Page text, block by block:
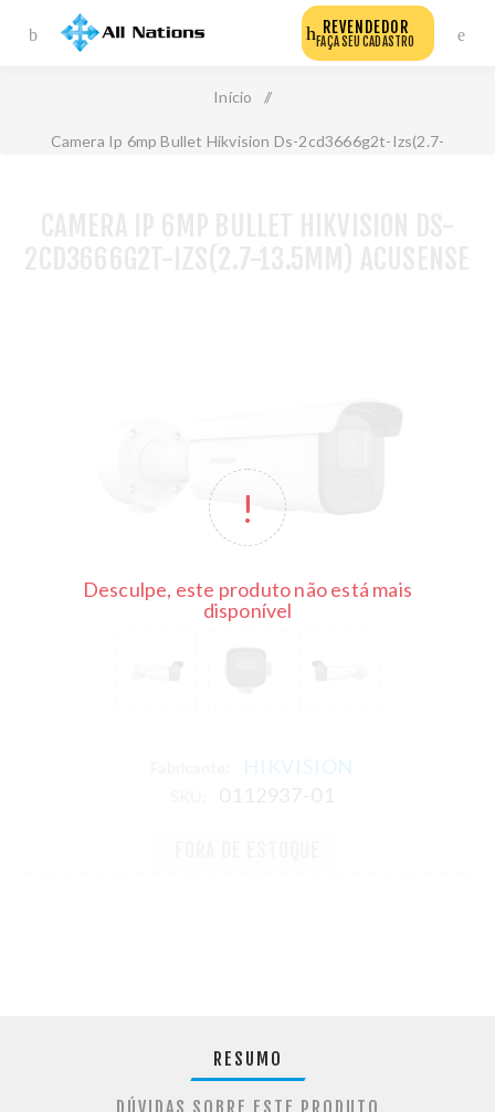
REVENDEDOR
FAÇA SEU CADASTRO
Início /
Camera Ip 6mp Bullet Hikvision Ds-2cd3666g2t-Izs(2.7-
Desculpe, este produto não está mais
disponível
HIKVISION
RESUMO
DÚVIDAS SOBRE ESTE PRODUTO